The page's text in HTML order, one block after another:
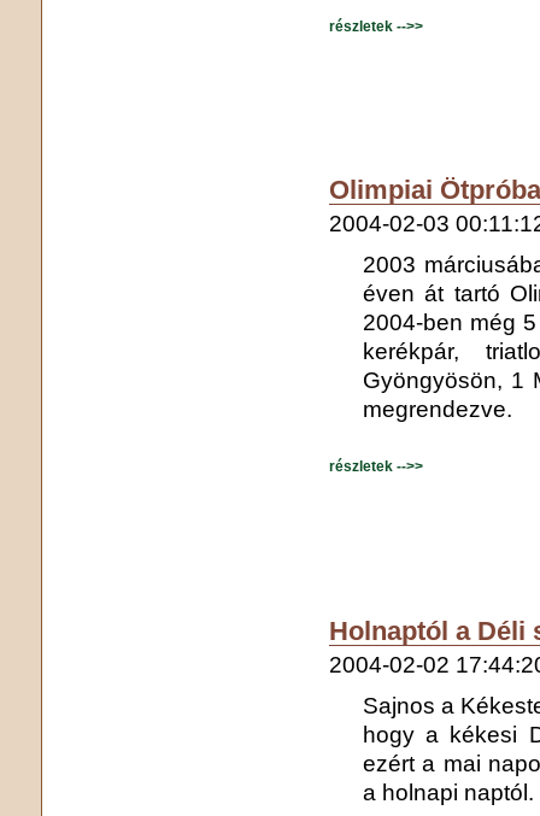
részletek -->>
Olimpiai
2004-02-03
2003
éven át tartó
2004-ben még
kerékpár,
Gyöngyösön, 1
megrendezve.
részletek -->>
Holnaptól a Déli
2004-02-02
Sajnos a
hogy a kékesi
ezért a mai
a holnapi naptól.